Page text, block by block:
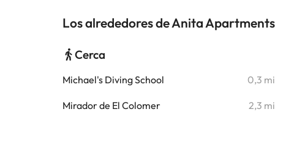
Los alrededores de Anita Apartments
Cerca
Michael's Diving School 0,3 mi
Mirador de El Colomer 2,3 mi